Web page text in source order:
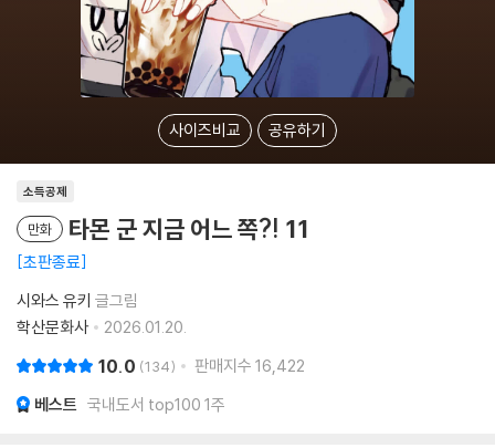
사이즈비교 공유하기
소득공제
만화 타몬 군 지금 어느 쪽?! 11
초판종료
시와스 유키 글그림
학산문화사
2026.01.20.
10.0 134 판매지수 16,422
베스트 국내도서 top100 1주